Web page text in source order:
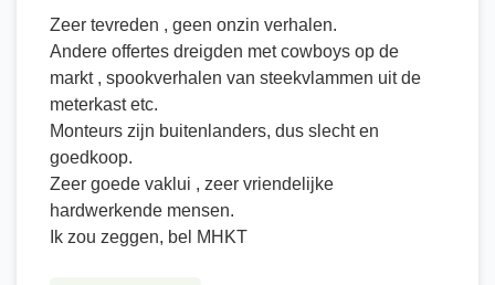
Zeer tevreden , geen onzin verhalen.
Andere offertes dreigden met cowboys op de
markt , spookverhalen van steekvlammen uit de
meterkast etc.
Monteurs zijn buitenlanders, dus slecht en
goedkoop.
Zeer goede vaklui , zeer vriendelijke
hardwerkende mensen.
Ik zou zeggen, bel MHKT